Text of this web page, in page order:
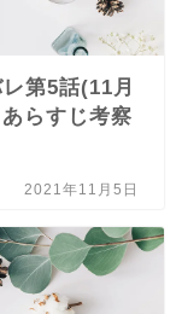
第5話(11月
らすじ考察
2021年11月5日